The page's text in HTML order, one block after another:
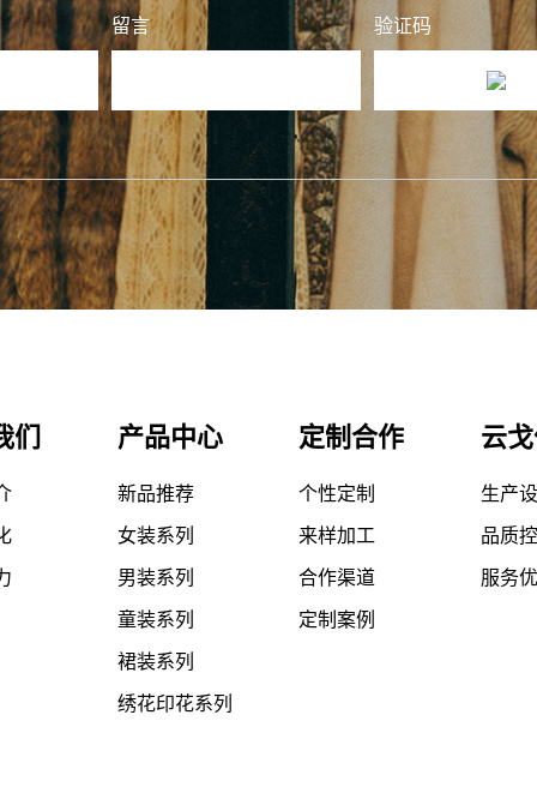
留言 验证码
们 产品中心
新品推荐
女装系列
男装系列
童装系列
裙装系列
绣花印花系列
定制合作
个性定制
来样加工
合作渠道
定制案例
云
生产
品质
服务